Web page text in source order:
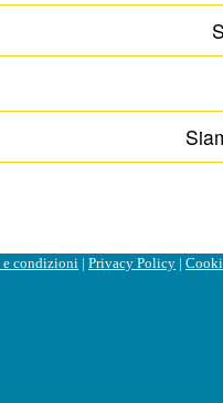
e condizioni | Privacy Policy |